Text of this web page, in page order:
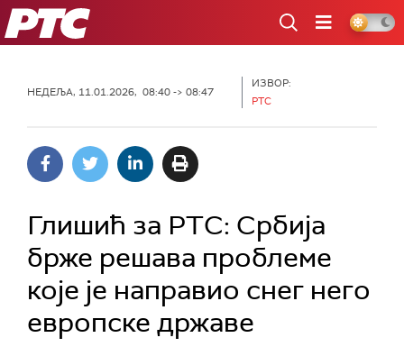
РТС
НЕДЕЉА, 11.01.2026, 08:40 -> 08:47
ИЗВОР:
РТС
Глишић за РТС: Србија
брже решава проблеме
које је направио снег него
европске државе